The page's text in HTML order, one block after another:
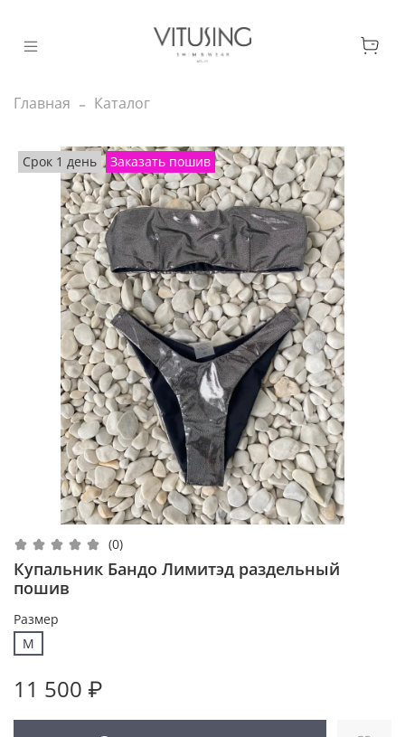
Главная Каталог
Срок 1 день Заказать пошив
(0)
Купальник Бандо Лимитэд раздельный
пошив
Размер
M
11 500 ₽